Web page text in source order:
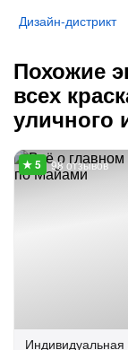
Дизайн-дистрикт
Похожие
всех
уличного
98 отзывов
Индивидуальная